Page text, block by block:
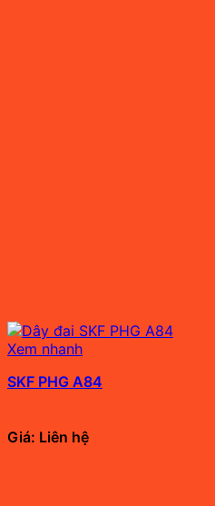
Xem nhanh
SKF PHG A84
Giá: Liên hệ